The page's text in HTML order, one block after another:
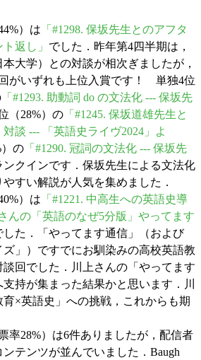
）は 「#1298. 保坂先生とのアフタ
返し」 でした．昨年第4四半期は，
本大学）との対談が相次ぎましたが，
がいずれも上位入賞です！ 単独4位
「#1293. 助動詞 do の文法化 --- 保坂先
（28%）の 「#1245. 保坂道雄先生と
談 --- 「英語史ライヴ2024」よ
）の 「#1290. 冠詞の文法化 --- 保坂先
ンクインです．保坂先生による文法化
すい解説が人気を集めました．
）は 「#1221. 中高生への英語史導
んの「英語のなぜ5分版」やってます
した．「やってます通信」（および
ズ」）ですでにお馴染みの高校英語教
談回でした．川上さんの「やってます
持が集まった結果かと思います．川
育×英語史」への挑戦，これからも期
率28%）は6件ありましたが，配信者
テンツが並んでいました．Baugh